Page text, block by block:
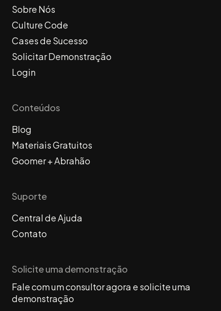
Sobre Nós
Culture Code
Cases de Sucesso
Solicitar Demonstração
Login
Conteúdos
Blog
Materiais Gratuitos
Goomer + Abrahão
Suporte
Central de Ajuda
Contato
Solicite uma demonstração
Fale com um consultor agora e solicite uma
demonstração